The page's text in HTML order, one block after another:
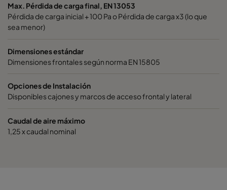
City-Flo XL 0185/640 ePM1 85%
City-Flo XL 0185/520 ePM1 85%
City-Flo XL 0185/520
City-Flo XL 0185/520
Max. Pérdida de carga final, EN 13053
Pérdida de carga inicial + 100 Pa o Pérdida de carga x3 (lo que
sea menor)
Dimensiones estándar
Dimensiones frontales según norma EN 15805
Opciones de Instalación
Disponibles cajones y marcos de acceso frontal y lateral
Caudal de aire máximo
1,25 x caudal nominal